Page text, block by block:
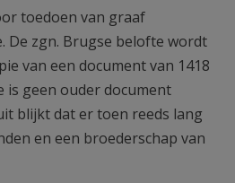
toedoen van graaf
De zgn. Brugse belofte wordt
van een document van 1418
is geen ouder document
blijkt dat er toen reeds lang
en een broederschap van